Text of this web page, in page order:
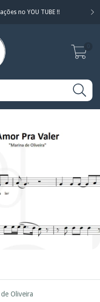
no YOU TUBE !!
Oliveira